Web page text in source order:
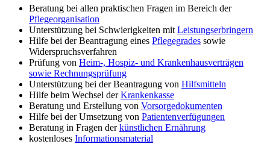
Beratung bei allen praktischen Fragen im Bereich der
Pflegeorganisation
Unterstützung bei Schwierigkeiten mit Leistungserbringern
Hilfe bei der Beantragung eines Pflegegrades sowie
Widerspruchsverfahren
Prüfung von Heim-, Hospiz- und Krankenhausverträgen
sowie Rechnungsprüfung
Unterstützung bei der Beantragung von Hilfsmitteln
Hilfe beim Wechsel derKrankenkasse
Beratung und Erstellung von Vorsorgedokumenten
Hilfe bei der Umsetzung von Patientenverfügungen
Beratung in Fragen derkünstlichen Ernährung
kostenloses Informationsmaterial